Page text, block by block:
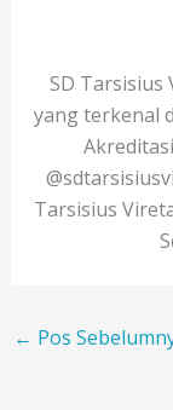
SD Tarsisius
yang terkenal
Tarsisius
← Pos